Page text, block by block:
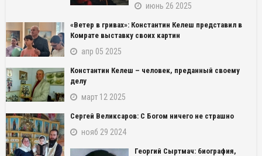
июнь 26 2025
«Ветер в гривах»: Константин Келеш представил в
Комрате выставку своих картин
апр 05 2025
Константин Келеш – человек, преданный своему
делу
март 12 2025
Сергей Великсаров: С Богом ничего не страшно
нояб 29 2024
Георгий Сыртмач: биография,